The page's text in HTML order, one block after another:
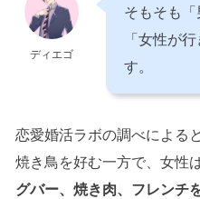
ディエゴ
そもそも
「女性が
す。
恋愛婚活ラボの調べによる
焼き鳥を好む一方で、女性
グバー、焼き肉、フレンチ